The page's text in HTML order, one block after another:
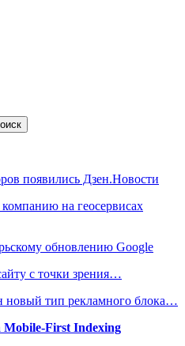
появились Дзен.Новости
на геосервисах
обновлению Google
с точки зрения…
новый тип рекламного блока…
Mobile-First Indexing